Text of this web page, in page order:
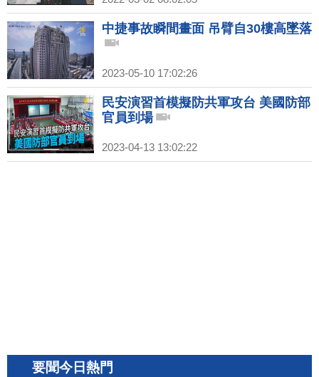
中捷事故瞬間畫面 吊臂自30樓高墜落
2023-05-10 17:02:26
民安演習首模擬防共軍攻台 美國防部
官員到場
2023-04-13 13:02:22
要聞今日熱門